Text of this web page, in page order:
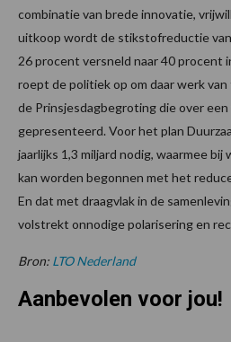
combinatie van brede innovatie,
uitkoop wordt de stikstofreductie
26 procent versneld naar 40 procent
roept de politiek op om daar werk
de Prinsjesdagbegroting die over
gepresenteerd. Voor het plan
jaarlijks 1,3 miljard nodig, waarmee bij
kan worden begonnen met het
En dat met draagvlak in de
volstrekt onnodige polarisering en
Bron: LTO Nederland
Aanbevolen voor jou!